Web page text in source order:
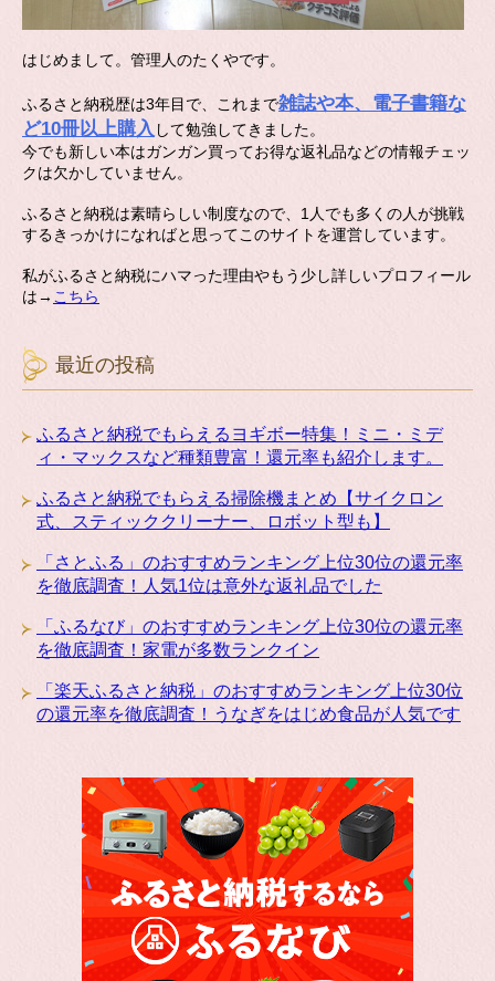
はじめまして。管理人のたくやです。
ふるさと納税歴は3年目で、これまで雑誌や本、電子書籍な
ど10冊以上購入 して勉強してきました。
今でも新しい本はガンガン買ってお得な返礼品などの情報チェッ
クは欠かしていません。
ふるさと納税は素晴らしい制度なので、1人でも多くの人が挑戦
するきっかけになればと思ってこのサイトを運営しています。
私がふるさと納税にハマった理由やもう少し詳しいプロフィール
は→ こちら
最近の投稿
ふるさと納税でもらえるヨギボー特集！ミニ・ミデ
ィ・マックスなど種類豊富！還元率も紹介します。
ふるさと納税でもらえる掃除機まとめ【サイクロン
式、スティッククリーナー、ロボット型も】
「さとふる」のおすすめランキング上位30位の還元率
を徹底調査！人気1位は意外な返礼品でした
「ふるなび」のおすすめランキング上位30位の還元率
を徹底調査！家電が多数ランクイン
「楽天ふるさと納税」のおすすめランキング上位30位
の還元率を徹底調査！うなぎをはじめ食品が人気です